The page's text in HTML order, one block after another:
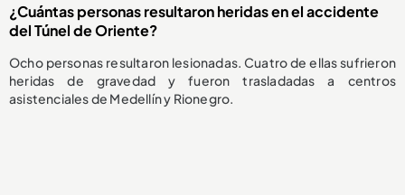
¿Cuántas personas resultaron heridas en el accidente
del Túnel de Oriente?
Ocho personas resultaron lesionadas. Cuatro de ellas sufrieron
heridas de gravedad y fueron trasladadas a centros
asistenciales de Medellín y Rionegro.